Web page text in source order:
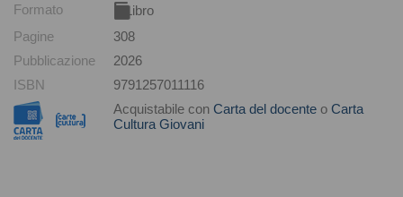
Formato
Libro
Pagine
308
Pubblicazione
2026
ISBN
9791257011116
Acquistabile con Carta del docente o Carta
Cultura Giovani